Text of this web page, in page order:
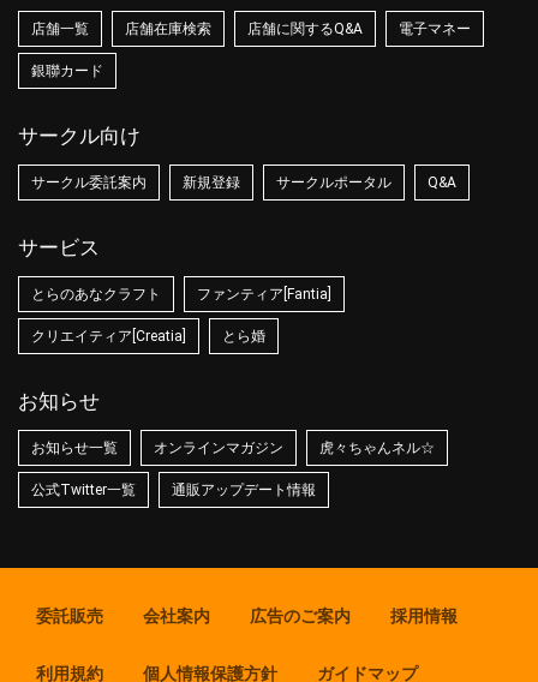
店舗一覧 店舗在庫検索 店舗に関するQ&A 電子マネー
銀聯カード
サークル向け
サークル委託案内 新規登録 サークルポータル Q&A
サービス
とらのあなクラフト ファンティア[Fantia]
クリエイティア[Creatia] とら婚
お知らせ
お知らせ一覧 オンラインマガジン 虎々ちゃんネル☆
公式Twitter一覧 通販アップデート情報
委託販売 会社案内 広告のご案内 採用情報
利用規約 個人情報保護方針 ガイドマップ